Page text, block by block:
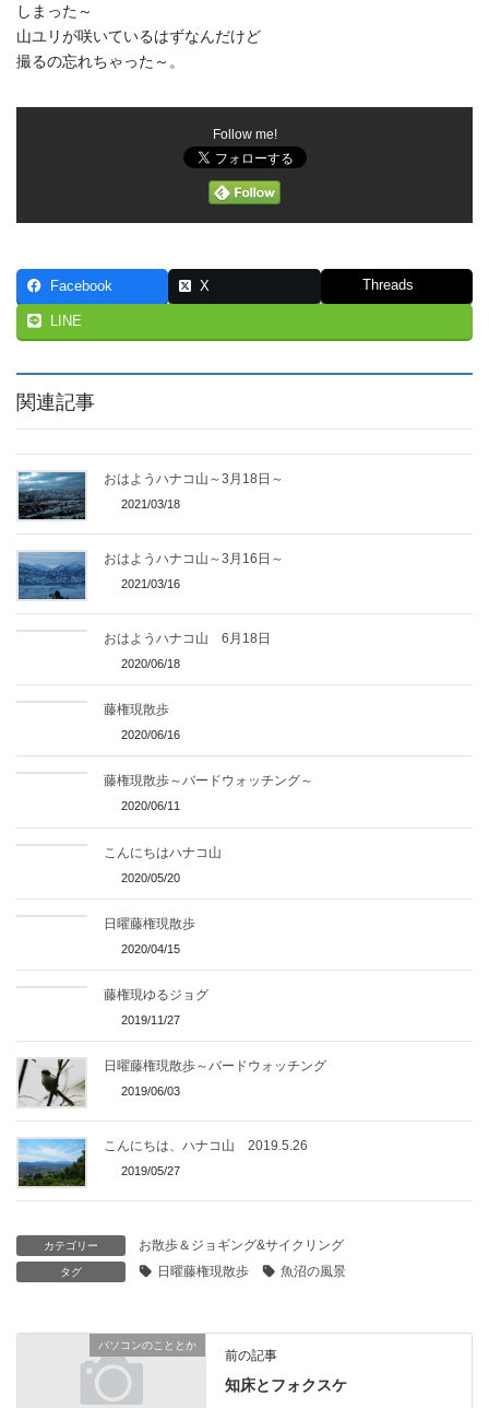
しまった～
山ユリが咲いているはずなんだけど
撮るの忘れちゃった～。
Follow me!
Facebook X Threads
LINE
関連記事
おはようハナコ山～3月18日～
2021/03/18
おはようハナコ山～3月16日～
2021/03/16
おはようハナコ山 6月18日
2020/06/18
藤権現散歩
2020/06/16
藤権現散歩～バードウォッチング～
2020/06/11
こんにちはハナコ山
2020/05/20
日曜藤権現散歩
2020/04/15
藤権現ゆるジョグ
2019/11/27
日曜藤権現散歩～バードウォッチング
2019/06/03
こんにちは、ハナコ山 2019.5.26
2019/05/27
カテゴリー お散歩＆ジョギング&サイクリング
タグ 日曜藤権現散歩 魚沼の風景
パソコンのこととか
前の記事
知床とフォクスケ